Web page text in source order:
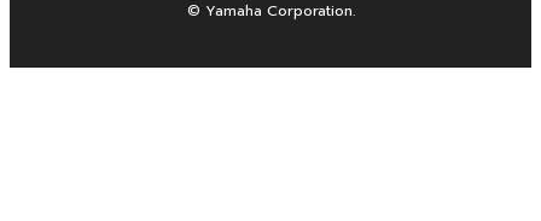
© Yamaha Corporation.